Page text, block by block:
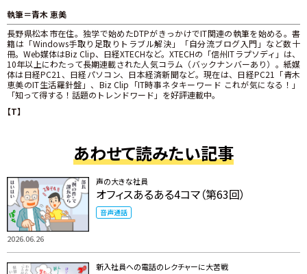
執筆＝青木 恵美
長野県松本市在住。独学で始めたDTPがきっかけでIT関連の執筆を始める。書
籍は「Windows手取り足取りトラブル解決」「自分流ブログ入門」など数十
冊。Web媒体はBiz Clip、日経XTECHなど。XTECHの「信州ITラプソディ」は、
10年以上にわたって長期連載された人気コラム（バックナンバーあり）。紙媒
体は日経PC21、日経パソコン、日本経済新聞など。現在は、日経PC21「青木
恵美のIT生活羅針盤」、Biz Clip「IT時事ネタキーワード これが気になる！」
「知って得する！話題のトレンドワード」を好評連載中。
【T】
あわせて読みたい記事
2026.06.26
声の大きな社員
オフィスあるある4コマ（第63回）
音声通話
新入社員への電話のレクチャーに大苦戦